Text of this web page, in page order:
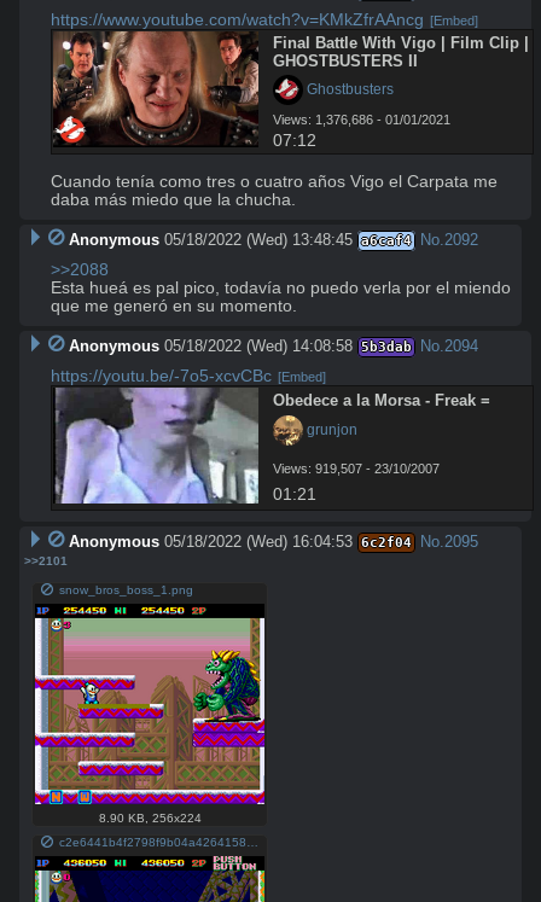
https://www.youtube.com/watch?v=KMkZfrAAncg [Embed]
Final Battle With Vigo | Film Clip |
GHOSTBUSTERS II
Ghostbusters
Views: 1,376,686 - 01/01/2021
07:12
Cuando tenía como tres o cuatro años Vigo el Carpata me
daba más miedo que la chucha.
Anonymous 05/18/2022 (Wed) 13:48:45 a6caf4 No. 2092
>>2088
Esta hueá es pal pico, todavía no puedo verla por el miendo
que me generó en su momento.
Anonymous 05/18/2022 (Wed) 14:08:58 5b3dab No. 2094
https://youtu.be/-7o5-xcvCBc [Embed]
Obedece a la Morsa - Freak =
grunjon
Views: 919,507 - 23/10/2007
01:21
Anonymous 05/18/2022 (Wed) 16:04:53 6c2f04 No. 2095
>>2101
snow_bros_boss_1.png
8.90 KB
256x224
c2e6441b4f2798f9b04a4264158d0272.png